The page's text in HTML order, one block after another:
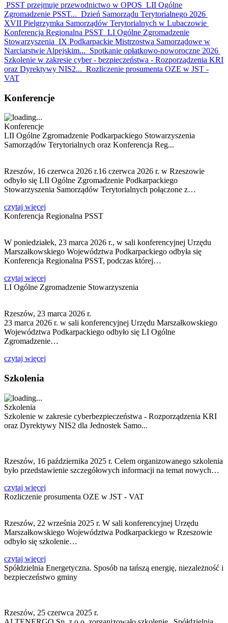
PSST przejmuje przewodnictwo w OPOS LII Ogólne
Zgromadzenie PSST... Dzień Samorządu Terytorialnego 2026
XVII Pielgrzymka Samorządów Terytorialnych w Lubaczowie
Konferencja Regionalna PSST LI Ogólne Zgromadzenie
Stowarzyszenia IX Podkarpackie Mistrzostwa Samorządowe w
Narciarstwie Alpejskim... Spotkanie opłatkowo-noworoczne 2026
Szkolenie w zakresie cyber - bezpieczeństwa - Rozporządzenia KRI
oraz Dyrektywy NIS2... Rozliczenie prosumenta OZE w JST -
VAT
Konferencje
Konferencje
LII Ogólne Zgromadzenie Podkarpackiego Stowarzyszenia
Samorządów Terytorialnych oraz Konferencja Reg...
Rzeszów, 16 czerwca 2026 r.16 czerwca 2026 r. w Rzeszowie
odbyło się LII Ogólne Zgromadzenie Podkarpackiego
Stowarzyszenia Samorządów Terytorialnych połączone z…
czytaj więcej
Konferencja Regionalna PSST
W poniedziałek, 23 marca 2026 r., w sali konferencyjnej Urzędu
Marszałkowskiego Województwa Podkarpackiego odbyła się
Konferencja Regionalna PSST, podczas której…
czytaj więcej
LI Ogólne Zgromadzenie Stowarzyszenia
Rzeszów, 23 marca 2026 r.
23 marca 2026 r. w sali konferencyjnej Urzędu Marszałkowskiego
Województwa Podkarpackiego odbyło się LI Ogólne
Zgromadzenie…
czytaj więcej
Szkolenia
Szkolenia
Szkolenie w zakresie cyberbezpieczeństwa - Rozporządzenia KRI
oraz Dyrektywy NIS2 dla Jednostek Samo...
Rzeszów, 16 października 2025 r. Celem organizowanego szkolenia
było przedstawienie szczegółowych informacji na temat nowych…
czytaj więcej
Rozliczenie prosumenta OZE w JST - VAT
Rzeszów, 22 września 2025 r. W sali konferencyjnej Urzędu
Marszałkowskiego Województwa Podkarpackiego w Rzeszowie
odbyło się szkolenie…
czytaj więcej
Spółdzielnia Energetyczna. Sposób na tańszą energię, niezależność i
bezpieczeństwo gminy
Rzeszów, 25 czerwca 2025 r.